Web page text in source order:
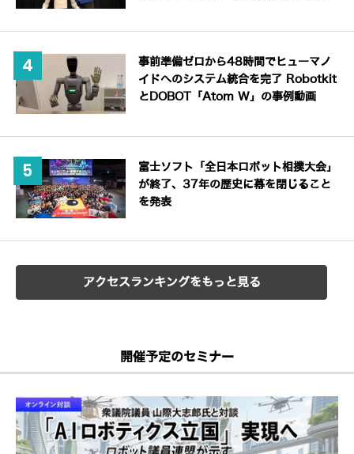
事前準備ゼロから48時間でヒューマノ
イドへのシステム統合を完了 Robotkit
とDOBOT「Atom W」の事例動画
富士ソフト「全日本ロボット相撲大会」
が終了、37年の歴史に幕を閉じること
を発表
アクセスランキングをもっと見る
開催予定のセミナー